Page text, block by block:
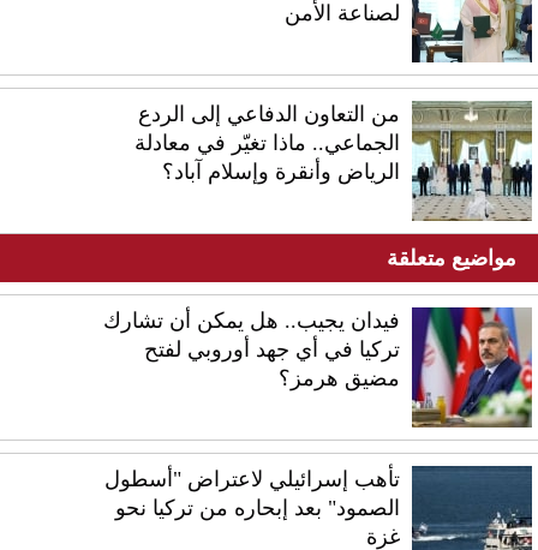
لصناعة الأمن
من التعاون الدفاعي إلى الردع
الجماعي.. ماذا تغيّر في معادلة
الرياض وأنقرة وإسلام آباد؟
مواضيع متعلقة
فيدان يجيب.. هل يمكن أن تشارك
تركيا في أي جهد أوروبي لفتح
مضيق هرمز؟
تأهب إسرائيلي لاعتراض "أسطول
الصمود" بعد إبحاره من تركيا نحو
غزة